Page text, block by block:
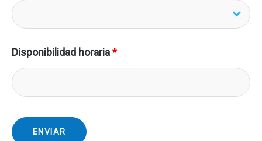
Disponibilidad horaria*